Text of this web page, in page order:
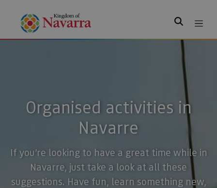
Search
Organised activities in
Navarre
If you’re looking to have a great time while in
Navarre, just take a look at all these
suggestions. Have fun, learn something new,